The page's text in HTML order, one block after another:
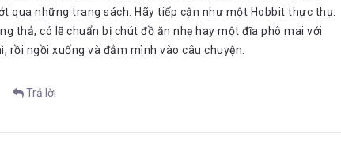
qua những trang sách. Hãy tiếp cận như một Hobbit thực thụ:
thả, có lẽ chuẩn bị chút đồ ăn nhẹ hay một đĩa phô mai với
rồi ngồi xuống và đắm mình vào câu chuyện.
Trả lời